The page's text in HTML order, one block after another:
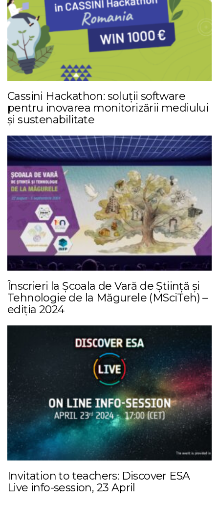
Cassini Hackathon: soluții software
pentru inovarea monitorizării mediului
și sustenabilitate
Înscrieri la Școala de Vară de Știință și
Tehnologie de la Măgurele (MSciTeh) –
ediția 2024
Invitation to teachers: Discover ESA
Live info-session, 23 April